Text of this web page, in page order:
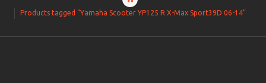
Products tagged “Yamaha Scooter YP125 R X-Max Sport39D 06-14”